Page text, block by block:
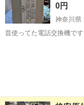
0円
神奈川県
昔使ってた電話交換機で